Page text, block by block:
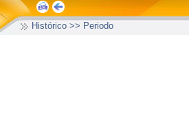
Histórico >> Periodo